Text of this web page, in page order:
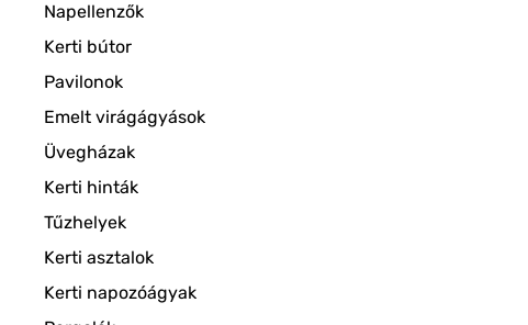
Napellenzők
Kerti bútor
Pavilonok
Emelt virágágyások
Üvegházak
Kerti hinták
Tűzhelyek
Kerti asztalok
Kerti napozóágyak